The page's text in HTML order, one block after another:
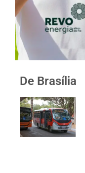
De Brasília